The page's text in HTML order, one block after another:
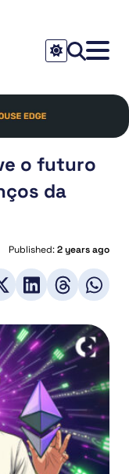
o futuro
da
Published:2 years ago